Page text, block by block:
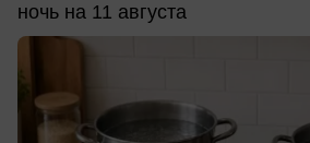
ночь на 11 августа